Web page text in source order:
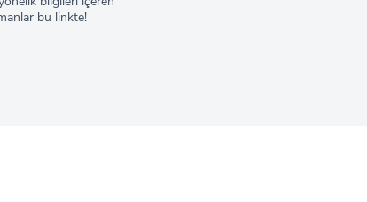
bu linkte!